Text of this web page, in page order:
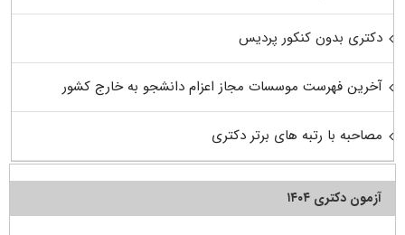
دکتری بدون کنکور پردیس
آخرین فهرست موسسات مجاز اعزام دانشجو به خارج کشور
مصاحبه با رتبه های برتر دکتری
آزمون دکتری ۱۴۰۴